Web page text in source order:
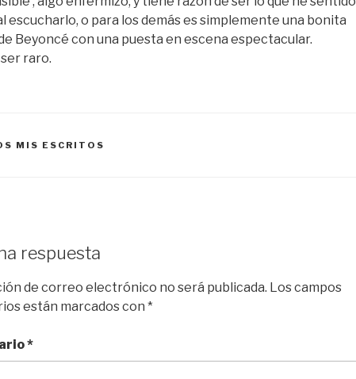
escucharlo, o para los demás es simplemente una bonita
Beyoncé con una puesta en escena espectacular.
raro.
MIS ESCRITOS
respuesta
de correo electrónico no será publicada. Los campos
están marcados con *
*